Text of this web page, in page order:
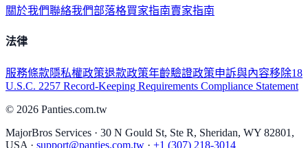
關於我們聯絡我們部落格買家指南賣家指南
法律
服務條款隱私權政策退款政策年齡驗證政策申訴與內容移除18
U.S.C. 2257 Record-Keeping Requirements Compliance Statement
© 2026 Panties.com.tw
MajorBros Services · 30 N Gould St, Ste R, Sheridan, WY 82801,
USA · support@panties.com.tw · +1 (307) 218-3014